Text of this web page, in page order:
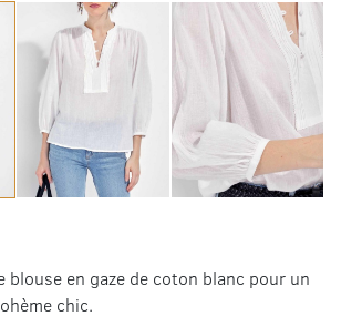
blouse en gaze de coton blanc pour un
chic.